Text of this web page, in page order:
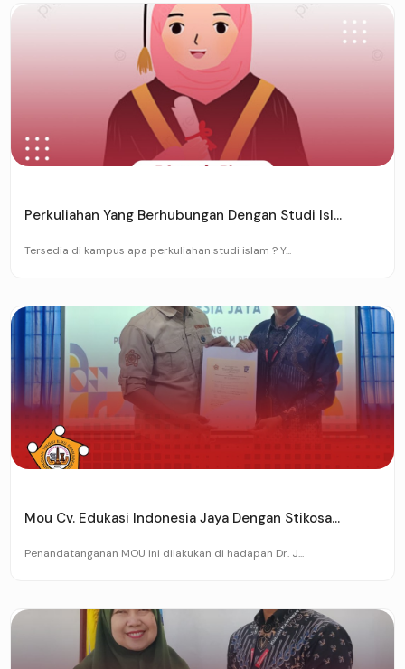
Perkuliahan Yang Berhubungan Dengan Studi Isl...
Tersedia di kampus apa perkuliahan studi islam ? Y...
Mou Cv. Edukasi Indonesia Jaya Dengan Stikosa...
Penandatanganan MOU ini dilakukan di hadapan Dr. J...